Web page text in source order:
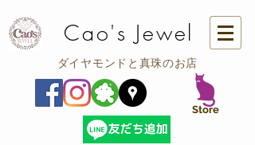
Cao's Jewel
ダイヤモンドと真珠のお店
​Store